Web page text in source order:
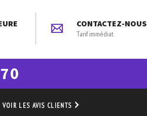
CONTACTEZ-NOUS
Tarif immédiat
VOIR LES AVIS CLIENTS